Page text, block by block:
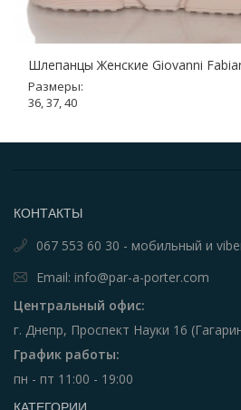
Шлепанцы Женские Giovanni
Размеры:
36, 37, 40
КОНТАКТЫ
067 553 60 30 - мобильный и
Email: info@par-a-porter.com
Центральный офис:
г. Днепр, Проспект Науки 16
График работы:
пн - пт 11:00 - 19:00